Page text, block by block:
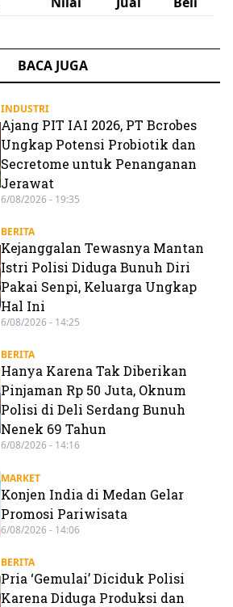
BACA JUGA
INDUSTRI
Ajang PIT IAI 2026, PT Bcrobes
Ungkap Potensi Probiotik dan
Secretome untuk Penanganan
Jerawat
6/08/2026 - 19:35
BERITA
Kejanggalan Tewasnya Mantan
Istri Polisi Diduga Bunuh Diri
Pakai Senpi, Keluarga Ungkap
Hal Ini
6/08/2026 - 14:25
BERITA
Hanya Karena Tak Diberikan
Pinjaman Rp 50 Juta, Oknum
Polisi di Deli Serdang Bunuh
Nenek 69 Tahun
6/08/2026 - 14:16
MARKET
Konjen India di Medan Gelar
Promosi Pariwisata
6/08/2026 - 14:06
BERITA
Pria ‘Gemulai’ Diciduk Polisi
Karena Diduga Produksi dan